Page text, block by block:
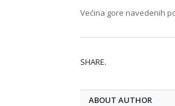
Većina gore navedenih
SHARE.
ABOUT AUTHOR